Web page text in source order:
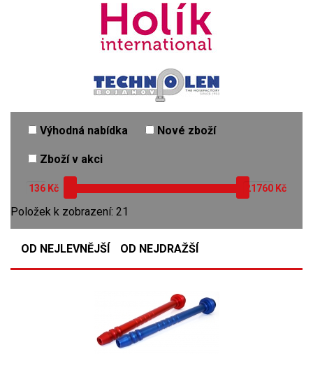
Výhodná nabídka Nové zboží
Zboží v akci
Kč Kč
Položek k zobrazení: 21
OD NEJLEVNĚJŠÍ OD NEJDRAŽŠÍ